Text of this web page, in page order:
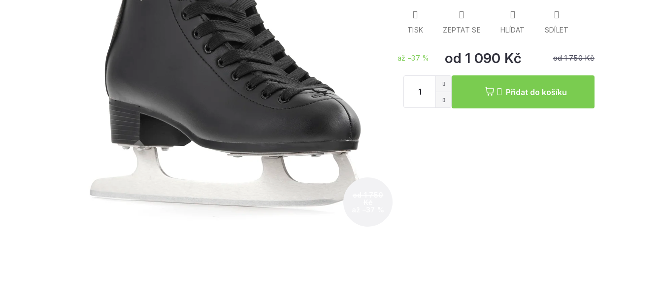
od 1 750 Kč
až –37 % od 1 090 Kč
cena:
Přidat do košíku
TISK ZEPTAT SE HLÍDAT SDÍLET